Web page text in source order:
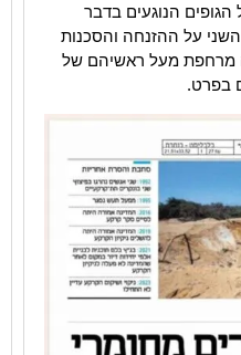
הגופים הנוגעים בדבר
על ההזנחה והסכנות
מרחפת מעל ראשיהם של
בפרט.